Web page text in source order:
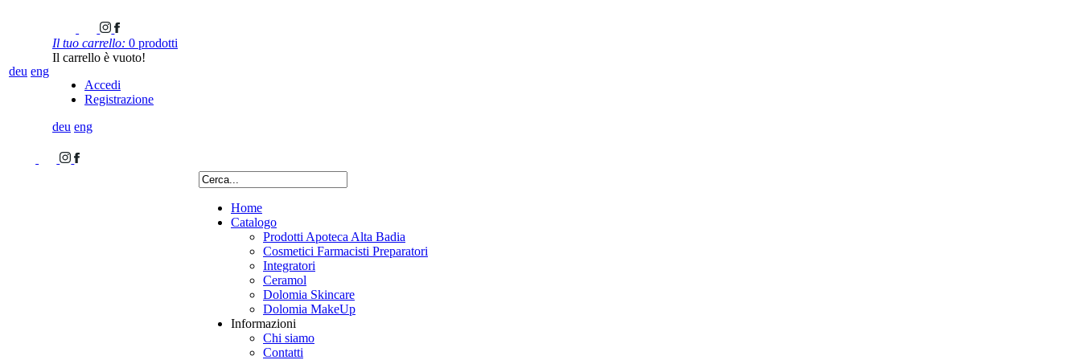
deu eng
Il tuo carrello: 0 prodotti
Il carrello è vuoto!
Accedi
Registrazione
deu eng
Home
Catalogo
Prodotti Apoteca Alta Badia
Cosmetici Farmacisti Preparatori
Integratori
Ceramol
Dolomia Skincare
Dolomia MakeUp
Informazioni
Chi siamo
Contatti